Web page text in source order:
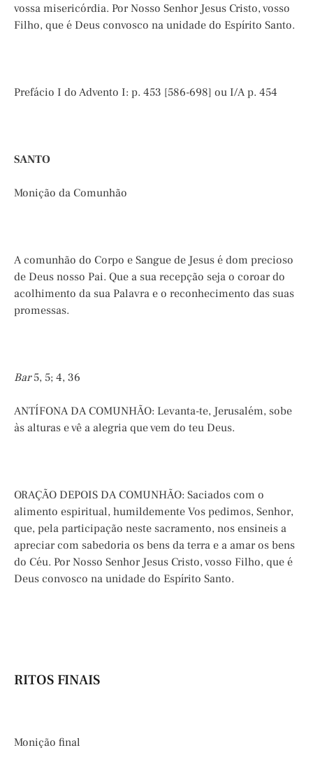
vossa misericórdia. Por Nosso Senhor Jesus Cristo, vosso
Filho, que é Deus convosco na unidade do Espírito Santo.
Prefácio I do Advento I: p. 453 [586-698] ou I/A p. 454
SANTO
Monição da Comunhão
A comunhão do Corpo e Sangue de Jesus é dom precioso
de Deus nosso Pai. Que a sua recepção seja o coroar do
acolhimento da sua Palavra e o reconhecimento das suas
promessas.
Bar5, 5; 4, 36
ANTÍFONA DA COMUNHÃO: Levanta-te, Jerusalém, sobe
às alturas e vê a alegria que vem do teu Deus.
ORAÇÃO DEPOIS DA COMUNHÃO: Saciados com o
alimento espiritual, humildemente Vos pedimos, Senhor,
que, pela participação neste sacramento, nos ensineis a
apreciar com sabedoria os bens da terra e a amar os bens
do Céu. Por Nosso Senhor Jesus Cristo, vosso Filho, que é
Deus convosco na unidade do Espírito Santo.
RITOS FINAIS
Monição final